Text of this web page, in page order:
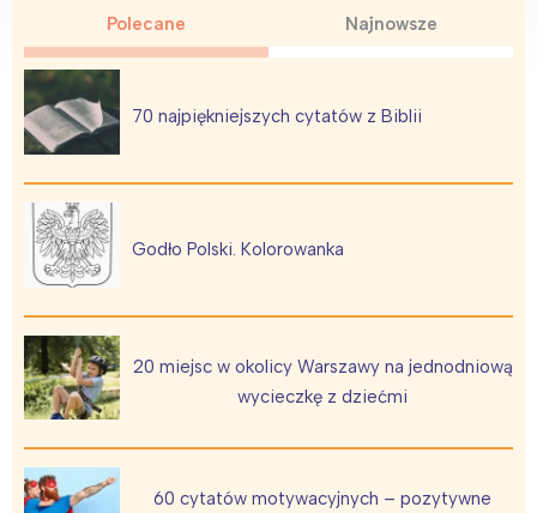
Polecane Najnowsze
70 najpiękniejszych cytatów z Biblii
Godło Polski. Kolorowanka
20 miejsc w okolicy Warszawy na jednodniową
wycieczkę z dziećmi
60 cytatów motywacyjnych – pozytywne